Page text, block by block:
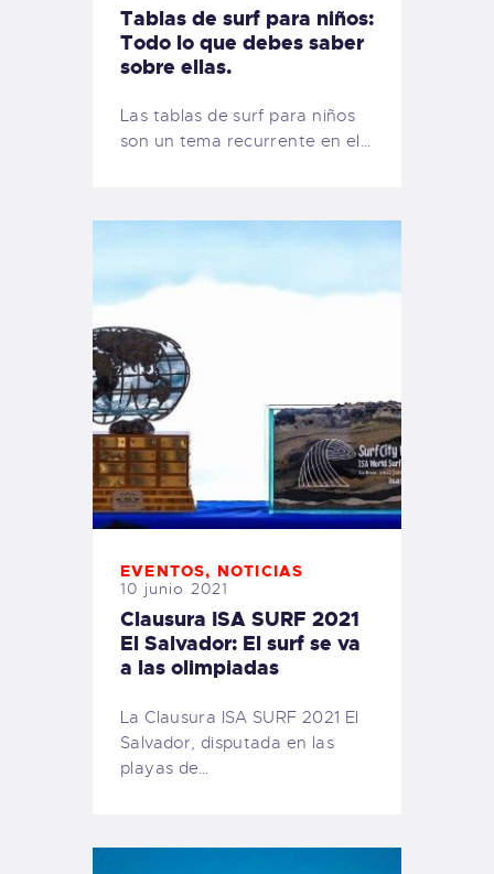
Tablas de surf para niños:
Todo lo que debes saber
sobre ellas.
Las tablas de surf para niños
son un tema recurrente en el…
EVENTOS, NOTICIAS
10 junio 2021
Clausura ISA SURF 2021
El Salvador: El surf se va
a las olimpiadas
La Clausura ISA SURF 2021 El
Salvador, disputada en las
playas de…